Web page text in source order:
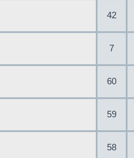
42
7
60
59
58